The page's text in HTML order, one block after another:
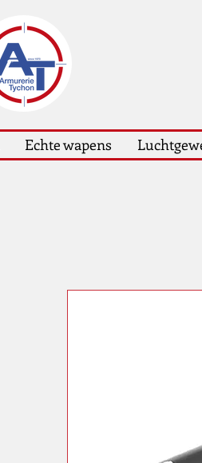
Echte wapens